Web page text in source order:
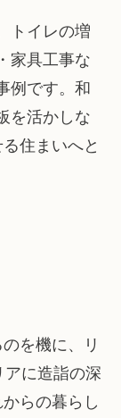
トイレの増
家具工事な
例です。和
を活かしな
住まいへと
を機に、リ
アに造詣の深
らの暮らし